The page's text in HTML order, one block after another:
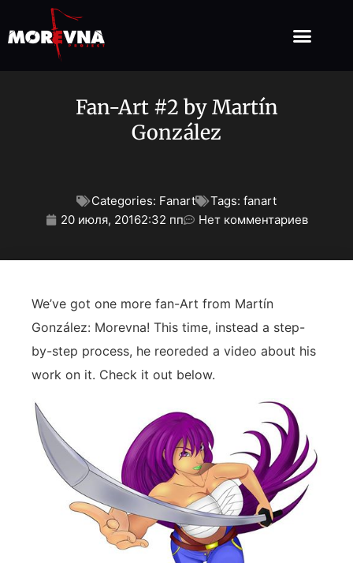
Fan-Art #2 by Martín
González
Categories: Fanart Tags: fanart
20 июля, 20162:32 пп Нет комментариев
We’ve got one more fan-Art from Martín
González: Morevna! This time, instead a step-
by-step process, he reoreded a video about his
work on it. Check it out below.